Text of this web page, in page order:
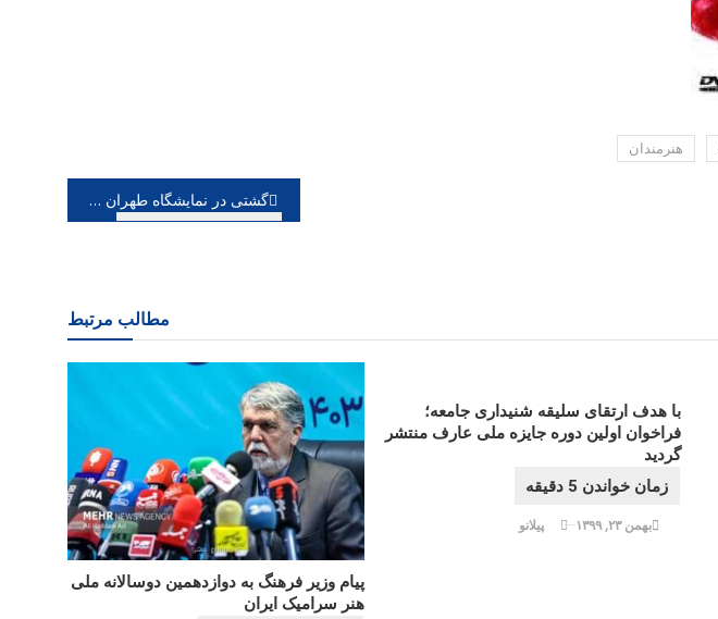
هنرمندان
گشتی در نمایشگاه طهران در برج میلاد نمایشگاه های عکس را از گالری ها بیرون بیاوریم
مطالب مرتبط
پیام وزیر فرهنگ به دوازدهمین دوسالانه ملی
هنر سرامیک ایران
با هدف ارتقای سلیقه شنیداری جامعه؛
فراخوان اولین دوره جایزه ملی عارف منتشر
گردید
بهمن ۲۳, ۱۳۹۹ پیلانو